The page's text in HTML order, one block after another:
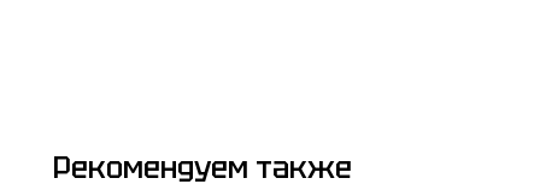
Рекомендуем также